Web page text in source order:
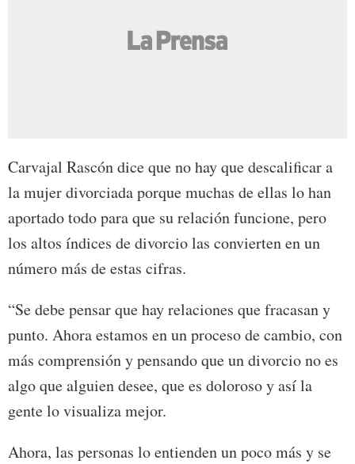
Carvajal Rascón dice que no hay que descalificar a
la mujer divorciada porque muchas de ellas lo han
aportado todo para que su relación funcione, pero
los altos índices de divorcio las convierten en un
número más de estas cifras.
“Se debe pensar que hay relaciones que fracasan y
punto. Ahora estamos en un proceso de cambio, con
más comprensión y pensando que un divorcio no es
algo que alguien desee, que es doloroso y así la
gente lo visualiza mejor.
Ahora, las personas lo entienden un poco más y se